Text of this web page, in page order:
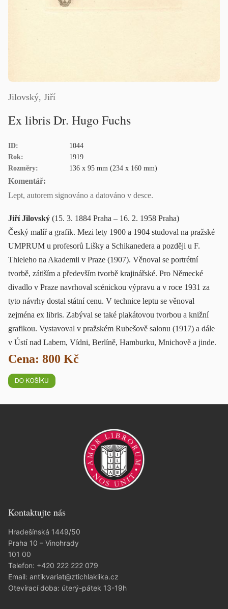
Jilovský, Jiří
Ex libris Dr. Hugo Fuchs
ID:
1044
Rok:
1919
Rozměry:
136 x 95 mm (234 x 160 mm)
Komentář:
Lept, autorem signováno a datováno v desce.
Jiří Jilovský (15. 3. 1884 Praha – 16. 2. 1958 Praha)
Český malíř a grafik. Mezi lety 1900 a 1904 studoval na pražské
UMPRUM u profesorů Lišky a Schikanedera a později u F.
Thieleho na Akademii v Praze (1907). Věnoval se portrétní
tvorbě, zátiším a především tvorbě krajinářské. Pro Německé
divadlo v Praze navrhoval scénickou výpravu a v roce 1931 za
tyto návrhy dostal státní cenu. V technice leptu se věnoval
zejména ex libris. Zabýval se také plakátovou tvorbou a knižní
grafikou. Vystavoval v pražském Rubešově salonu (1917) a dále
v Ústí nad Labem, Vídni, Berlíně, Hamburku, Mnichově a jinde.
Cena: 800 Kč
Kontaktujte nás
Hradešínská 1449/50
Praha 10 – Vinohrady
101 00
Telefon: +420 222 222 079
Email: antikvariat@ztichlaklika.cz
Otevírací doba: úterý-pátek 13-19h